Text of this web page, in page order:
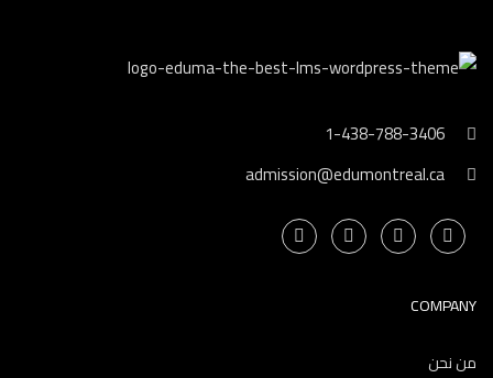
1-438-788-3406
admission@edumontreal.ca
COMPANY
من نحن